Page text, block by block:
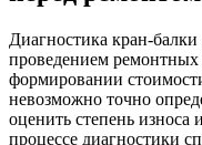
Диагностика кран-балки
проведением ремонтных
формировании
невозможно точно
оценить степень износа
процессе диагностики